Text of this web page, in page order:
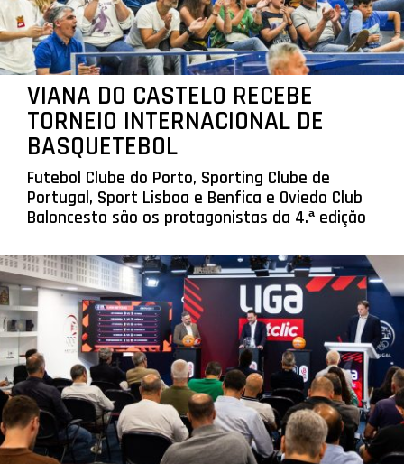
VIANA DO CASTELO RECEBE
TORNEIO INTERNACIONAL DE
BASQUETEBOL
Futebol Clube do Porto, Sporting Clube de
Portugal, Sport Lisboa e Benfica e Oviedo Club
Baloncesto são os protagonistas da 4.ª edição